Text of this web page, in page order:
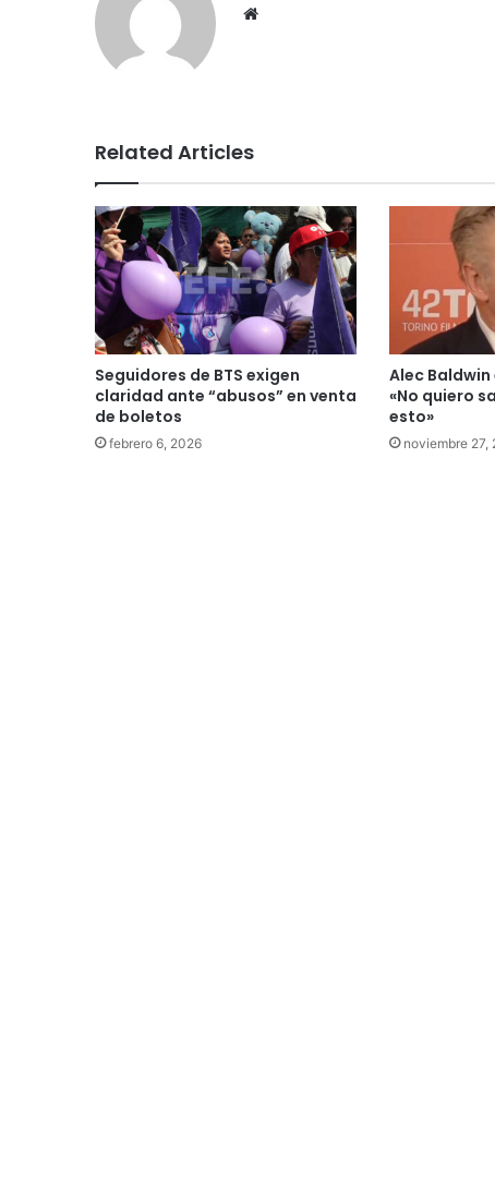
Related Articles
Seguidores de BTS exigen
claridad ante “abusos” en venta
de boletos
febrero 6, 2026
Alec Baldwin
«No quiero
esto»
noviembre 27,